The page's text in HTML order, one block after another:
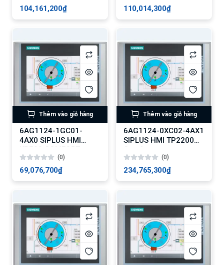
104,161,200₫ 110,014,300₫
Thêm vào giỏ hàng
6AG1124-1GC01-
4AX0 SIPLUS HMI
KP700 COMFORT
(0)
69,076,700₫
Thêm vào giỏ hàng
6AG1124-0XC02-4AX1
SIPLUS HMI TP2200
Comfort
(0)
234,765,300₫